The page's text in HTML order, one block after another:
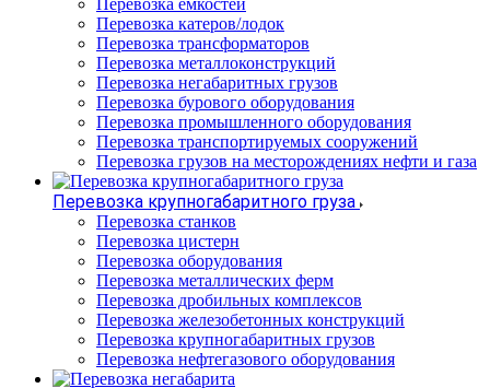
Перевозка емкостей
Перевозка катеров/лодок
Перевозка трансформаторов
Перевозка металлоконструкций
Перевозка негабаритных грузов
Перевозка бурового оборудования
Перевозка промышленного оборудования
Перевозка транспортируемых сооружений
Перевозка грузов на месторождениях нефти и газа
Перевозка крупногабаритного груза
Перевозка станков
Перевозка цистерн
Перевозка оборудования
Перевозка металлических ферм
Перевозка дробильных комплексов
Перевозка железобетонных конструкций
Перевозка крупногабаритных грузов
Перевозка нефтегазового оборудования